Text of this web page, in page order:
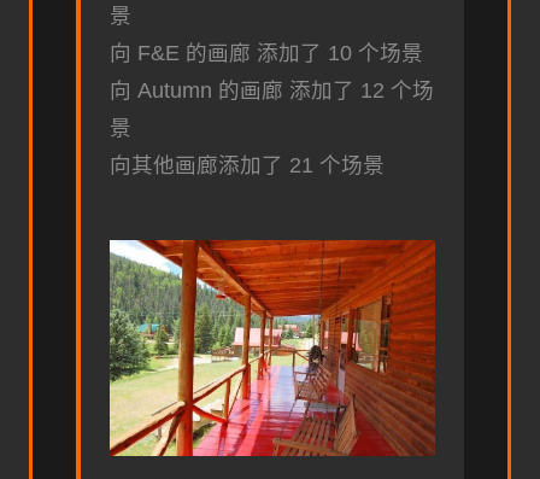
景
向 F&E 的画廊 添加了 10 个场景
向 Autumn 的画廊 添加了 12 个场
景
向其他画廊添加了 21 个场景